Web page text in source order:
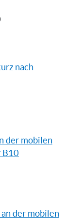
nach
der mobilen
B10
der mobilen